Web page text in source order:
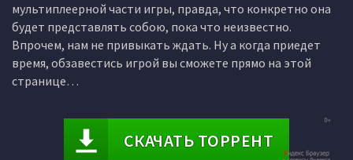
мультиплеерной части игры, правда, что конкретно она
будет представлять собою, пока что неизвестно.
Впрочем, нам не привыкать ждать. Ну а когда приедет
время, обзавестись игрой вы сможете прямо на этой
странице…
СКАЧАТЬ ТОРРЕНТ